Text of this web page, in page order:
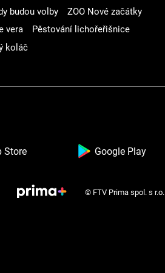
budou volby
ZOO Nové začátky
vera
Pěstování lichořeřišnice
koláč
Store Google Play
© FTV Prima spol. s r.o.